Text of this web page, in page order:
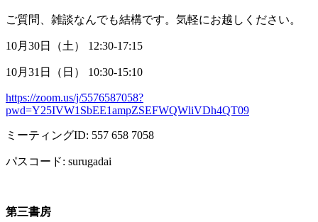
ご質問、雑談なんでも結構です。気軽にお越しください。
10月 30日（土） 12:30-17:15
10月 31 日（日） 10:30-15:10
https://zoom.us/j/5576587058?
pwd=Y25IVW1SbEE1ampZSEFWQWliVDh4QT09
ミーティングID: 557 658 7058
パスコード: surugadai
第三書房